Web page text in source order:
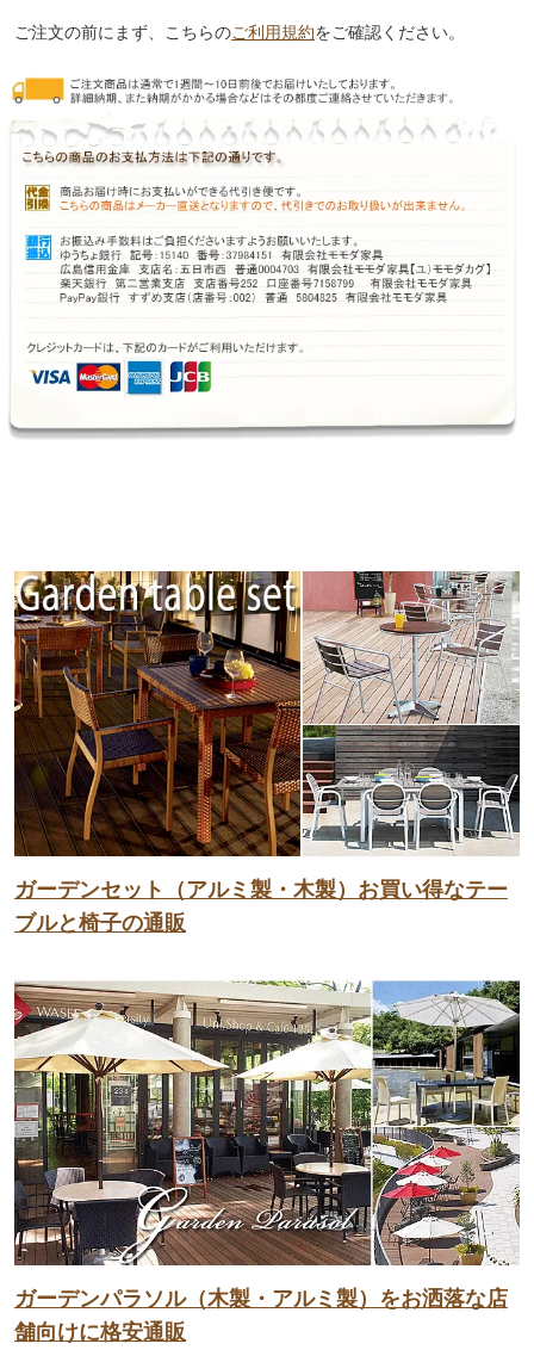
ご注文の前にまず、こちらのご利用規約をご確認ください。
ガーデンセット（アルミ製・木製）お買い得なテー
ブルと椅子の通販
ガーデンパラソル（木製・アルミ製）をお洒落な店
舗向けに格安通販